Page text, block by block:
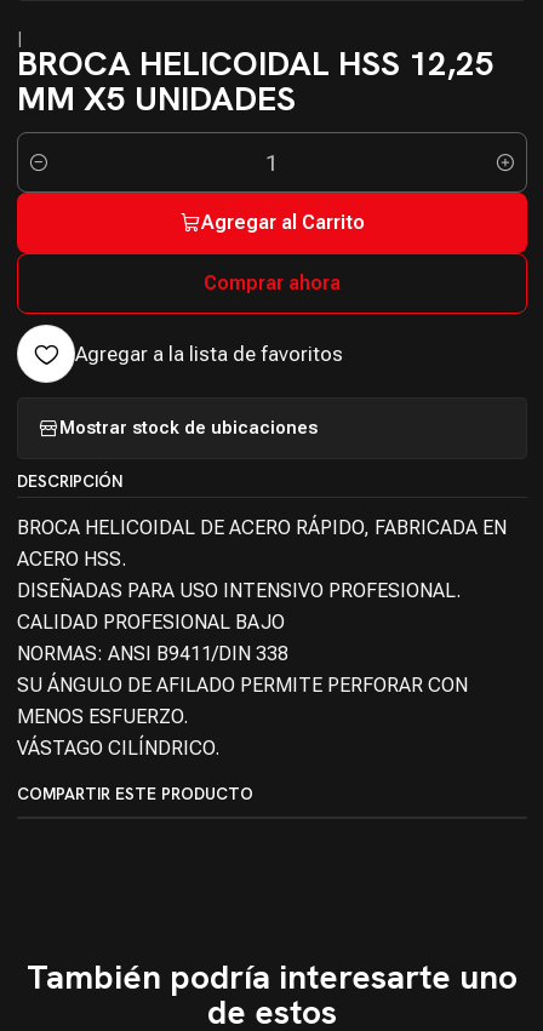
|
BROCA HELICOIDAL HSS 12,25
MM X5 UNIDADES
Cantidad
Agregar al Carrito
Comprar ahora
Agregar a la lista de favoritos
Mostrar stock de ubicaciones
DESCRIPCIÓN
BROCA HELICOIDAL DE ACERO RÁPIDO, FABRICADA EN
ACERO HSS.
DISEÑADAS PARA USO INTENSIVO PROFESIONAL.
CALIDAD PROFESIONAL BAJO
NORMAS: ANSI B9411/DIN 338
SU ÁNGULO DE AFILADO PERMITE PERFORAR CON
MENOS ESFUERZO.
VÁSTAGO CILÍNDRICO.
COMPARTIR ESTE PRODUCTO
También podría interesarte uno
de estos